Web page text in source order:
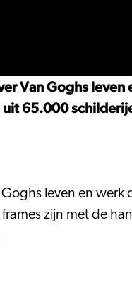
Van Goghs
65.000
leven en
zijn met de